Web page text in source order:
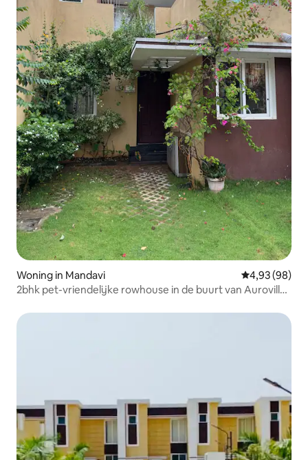
Woning in Mandavi Gemiddelde
4,93 (98)
2bhk pet-vriendelijke rowhouse in de buurt van Auroville,